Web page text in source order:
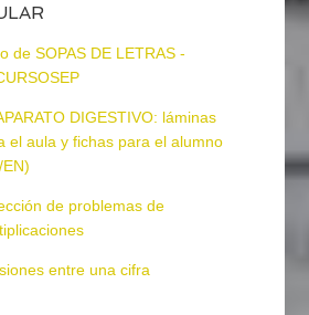
de SOPAS DE LETRAS -
DIGESTIVO: láminas
el aula y fichas para el alumno
de problemas de
entre una cifra